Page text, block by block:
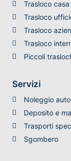
Trasloco casa
Trasloco
Trasloco
Trasloco
Piccoli
Servizi
Noleggio
Deposito e
Trasporti
Sgombero